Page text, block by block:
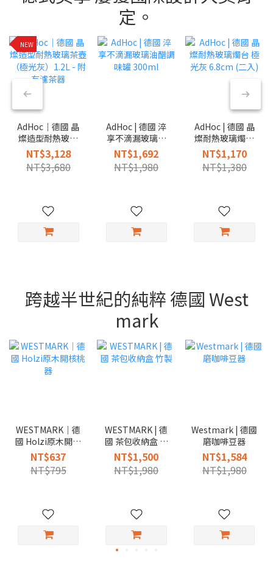
定。
NEW
AdHoc｜德國 晶
燦造型耐熱玻璃
茶壺（極光灰）
1.2L - 附有濾茶
器
NT$3,128
NT$3,680
AdHoc | 德國 淬
享不滴漏玻璃油
醋調味罐 300ml
NT$1,692
NT$1,980
AdHoc | 德國 晶
燦耐熱玻璃燭台
極光灰 6.8cm (二
入)
NT$1,170
NT$1,380
跨越半世紀的純粹 德國 West
mark
WESTMARK｜德
國 Holzi原木開核
桃器
NT$637
NT$795
WESTMARK | 德
國 茶包收納盒 竹
製
NT$1,500
NT$1,980
Westmark | 德國
磨咖啡豆器
NT$1,584
NT$1,980